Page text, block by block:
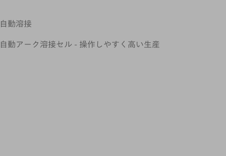
動溶接
動アーク溶接セル - 操作しやすく高い生産